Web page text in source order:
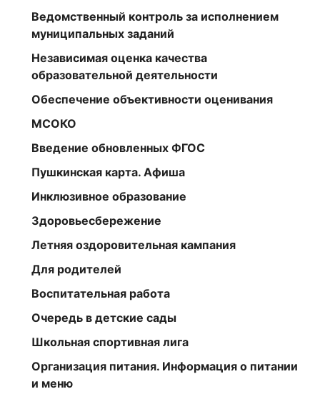
Ведомственный контроль за исполнением
муниципальных заданий
Независимая оценка качества
образовательной деятельности
Обеспечение объективности оценивания
МСОКО
Введение обновленных ФГОС
Пушкинская карта. Афиша
Инклюзивное образование
Здоровьесбережение
Летняя оздоровительная кампания
Для родителей
Воспитательная работа
Очередь в детские сады
Школьная спортивная лига
Организация питания. Информация о питании
и меню